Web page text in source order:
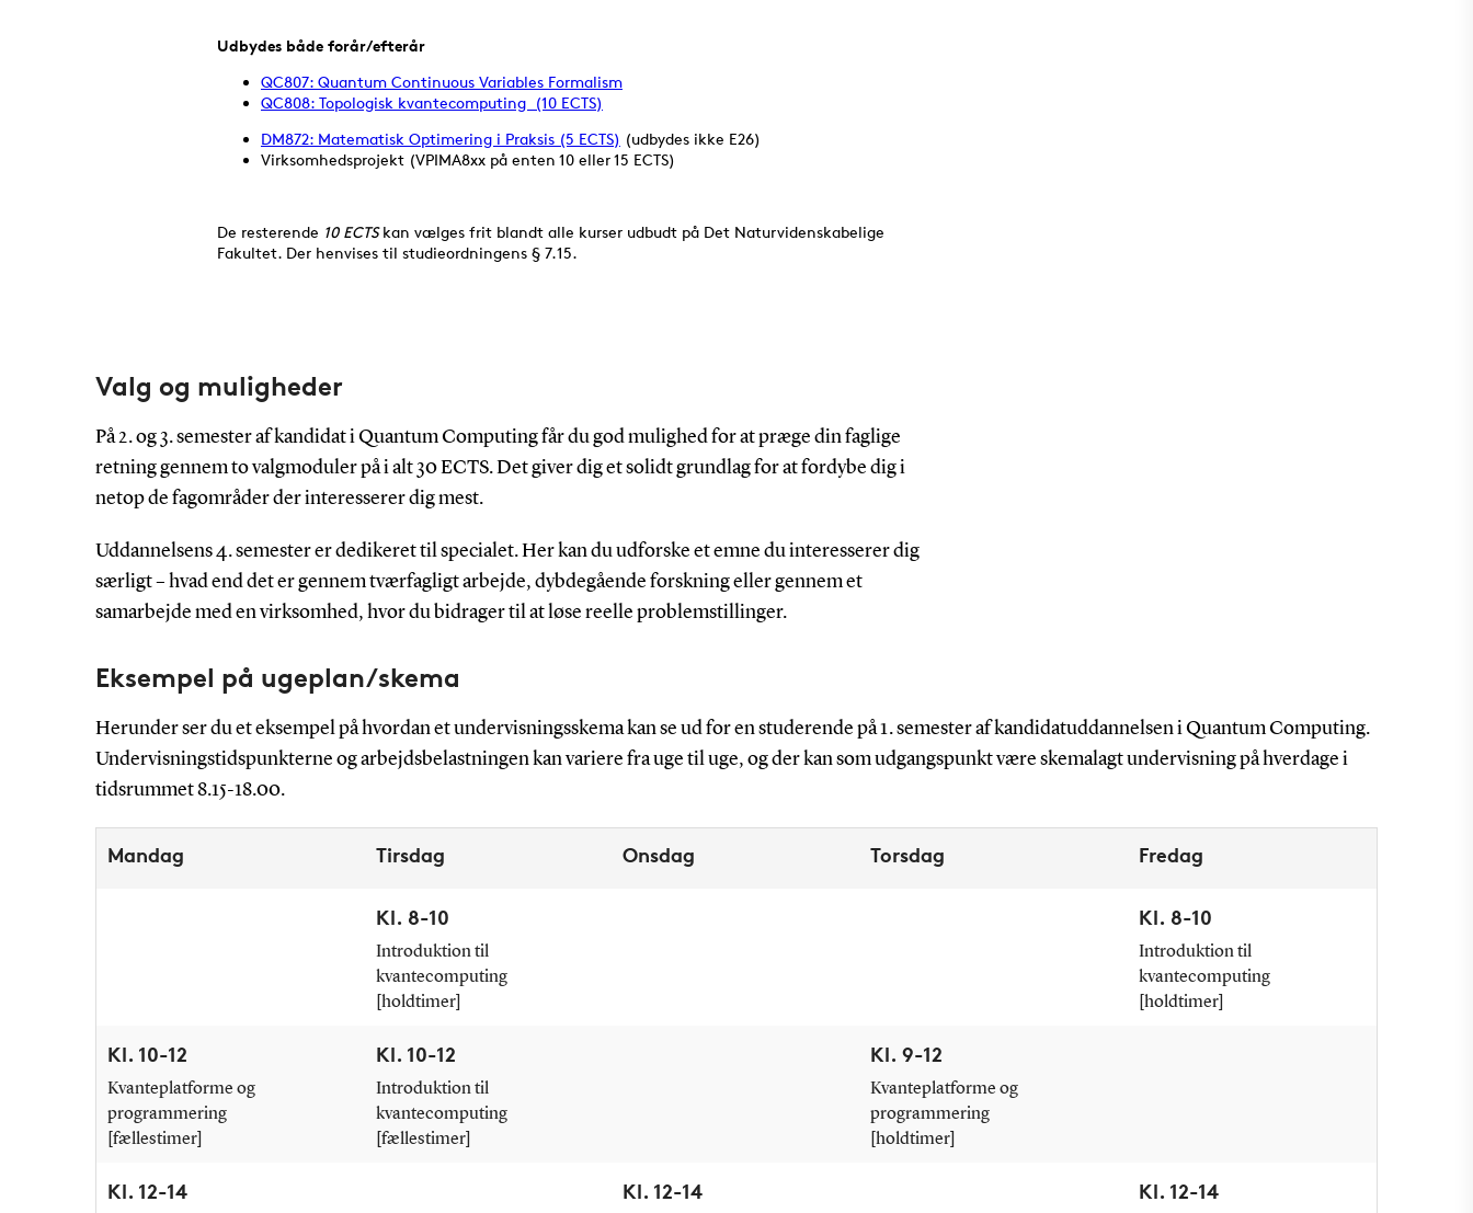
Valg og muligheder
På 2. og 3. semester af kandidat i Quantum Computing får du god mulighed for at præge din faglige
retning gennem to valgmoduler på i alt 30 ECTS. Det giver dig et solidt grundlag for at fordybe dig i
netop de fagområder der interesserer dig mest.
Uddannelsens 4. semester er dedikeret til specialet. Her kan du udforske et emne du interesserer dig
særligt – hvad end det er gennem tværfagligt arbejde, dybdegående forskning eller gennem et
samarbejde med en virksomhed, hvor du bidrager til at løse reelle problemstillinger.
Eksempel på ugeplan/skema
Herunder ser du et eksempel på hvordan et undervisningsskema kan se ud for en studerende på 1. semester af kandidatuddannelsen i Quantum Computing.
Undervisningstidspunkterne og arbejdsbelastningen kan variere fra uge til uge, og der kan som udgangspunkt være skemalagt undervisning på hverdage i
tidsrummet 8.15-18.00.
Mandag Tirsdag Onsdag Torsdag Fredag
Kl. 8-10
Introduktion til
kvantecomputing
[holdtimer]
Kl. 8-10
Introduktion til
kvantecomputing
[holdtimer]
Kl. 10-12
Kvanteplatforme og
programmering
[fællestimer]
Kl. 10-12
Introduktion til
kvantecomputing
[fællestimer]
Kl. 9-12
Kvanteplatforme og
programmering
[holdtimer]
Kl. 12-14 Kl. 12-14 Kl. 12-14